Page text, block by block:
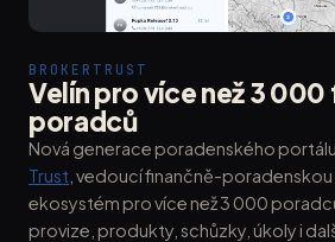
BROKERTRUST
Velín pro více než 3
poradců
Nová generace poradenského
Trust , vedoucí finančně-
ekosystém pro více než 3 000
provize, produkty, schůzky, úkoly i